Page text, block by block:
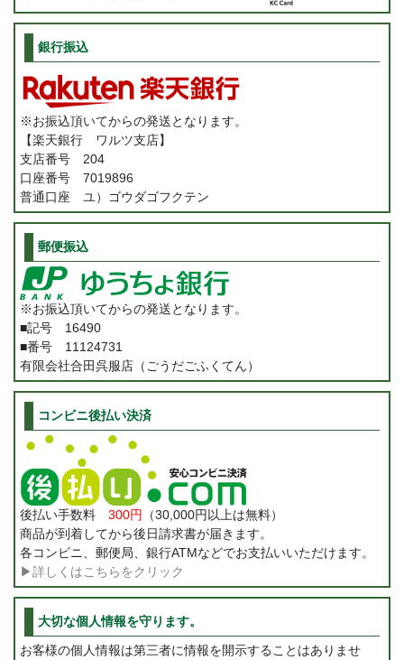
銀行振込
※お振込頂いてからの発送となります。
【楽天銀行 ワルツ支店】
支店番号 204
口座番号 7019896
普通口座 ユ）ゴウダゴフクテン
郵便振込
※お振込頂いてからの発送となります。
■記号 16490
■番号 11124731
有限会社合田呉服店（ごうだごふくてん）
コンビニ後払い決済
後払い手数料 300円
（30,000円以上は無料）
商品が到着してから後日請求書が届きます。
各コンビニ、郵便局、銀行ATMなどでお支払いいただけます。
▶詳しくはこちらをクリック
大切な個人情報を守ります。
お客様の個人情報は第三者に情報を開示することはありませ